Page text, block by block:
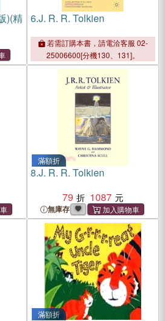
)(精 6.J. R. R. Tolkien
若需訂購本書，請電洽客服 02-
25006600[分機130、131]。
滿額折
8.J. R. R. Tolkien
79
1087
無庫存
滿額折